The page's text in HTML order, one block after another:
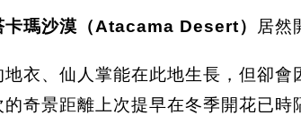
卡瑪沙漠（Atacama Desert） 居然
衣、仙人掌能在此地生長，但卻會
奇景距離上次提早在冬季開花已時